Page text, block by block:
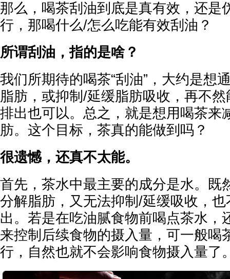
那么，喝茶刮油到底是真有效，还是
行，那喝什么/怎么吃能有效刮油？
所谓刮油，指的是啥？
我们所期待的喝茶“刮油”，大约是想
脂肪，或抑制/延缓脂肪吸收，再不
排出也可以。总之，就是想用喝茶来
肪。这个目标，茶真的能做到吗？
很遗憾，还真不太能。
首先，茶水中最主要的成分是水。既
分解脂肪，又无法抑制/延缓吸收，
出。若是在吃油腻食物前喝点茶水，
来控制后续食物的摄入量，可一般喝
行，自然也就不会影响食物摄入量了